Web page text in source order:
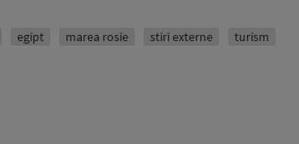
egipt marea rosie stiri externe turism